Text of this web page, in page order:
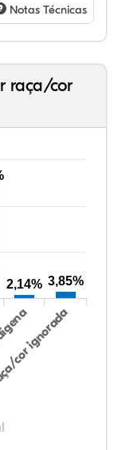
Notas Técnicas
raça/cor
ignorada
2,14% 3,85%